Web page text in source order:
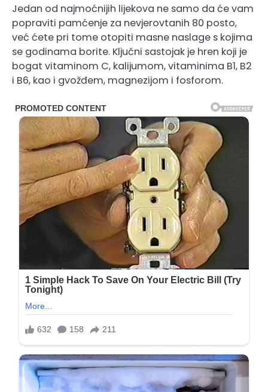
Jedan od najmoćnijih lijekova ne samo da će vam
popraviti pamćenje za nevjerovtanih 80 posto,
već ćete pri tome otopiti masne naslage s kojima
se godinama borite. Ključni sastojak je hren koji je
bogat vitaminom C, kalijumom, vitaminima B1, B2
i B6, kao i gvožđem, magnezijom i fosforom.